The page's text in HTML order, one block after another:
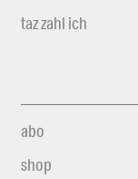
taz zahl ich
abo
shop